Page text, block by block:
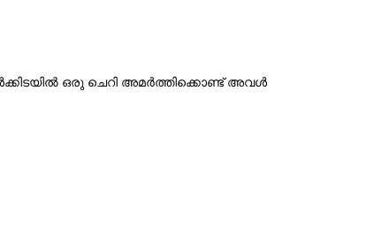
ഒരു ചെറി അമർത്തിക്കൊണ്ട് അവൾ